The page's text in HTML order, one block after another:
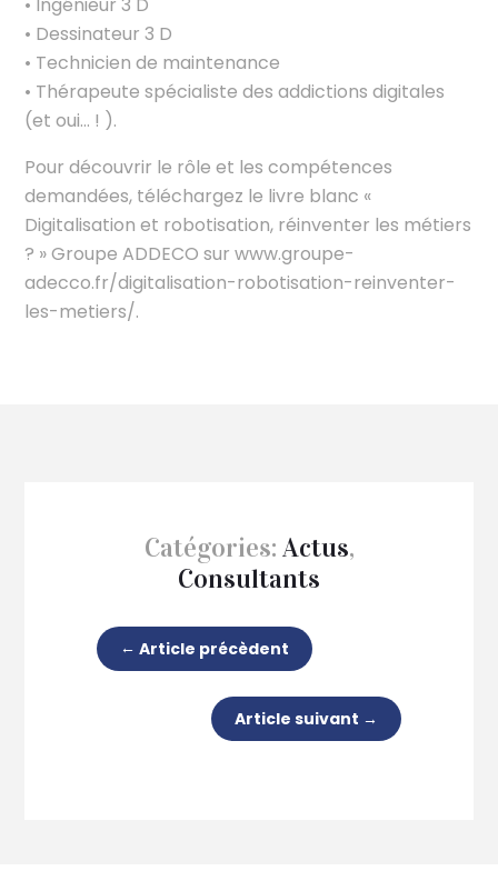
• Dessinateur 3 D
• Technicien de maintenance
• Thérapeute spécialiste des addictions digitales
(et oui… ! ).
Pour découvrir le rôle et les compétences
demandées, téléchargez le livre blanc «
Digitalisation et robotisation, réinventer les métiers
? » Groupe ADDECO sur www.groupe-
adecco.fr/digitalisation-robotisation-reinventer-
les-metiers/.
Catégories: Actus,
Consultants
←Article précèdent
Article suivant →